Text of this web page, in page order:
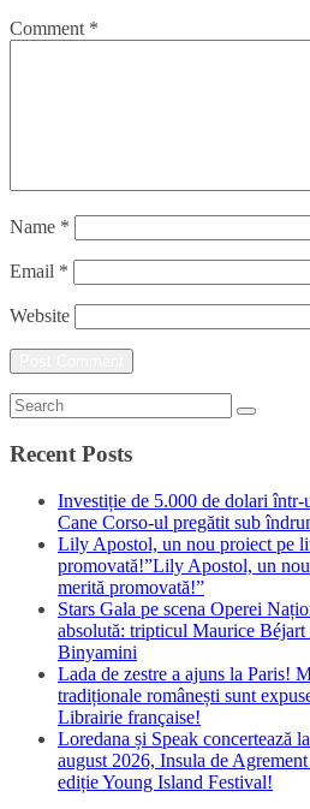
Comment *
Name *
Email *
Website
Recent Posts
Investiție de 5.000 de dolari
Cane Corso-ul pregătit sub
Lily Apostol, un nou proiect pe
promovată!”Lily Apostol, un
merită promovată!”
Stars Gala pe scena Operei
absolută: tripticul Maurice
Binyamini
Lada de zestre a ajuns la Paris!
tradiționale românești sunt
Librairie française!
Loredana și Speak concertează
august 2026, Insula de
ediție Young Island Festival!